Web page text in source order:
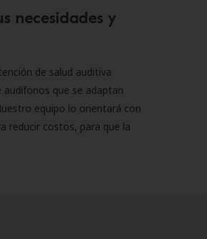
necesidades y
de salud auditiva
audífonos que se adaptan
equipo lo orientará con
reducir costos, para que la